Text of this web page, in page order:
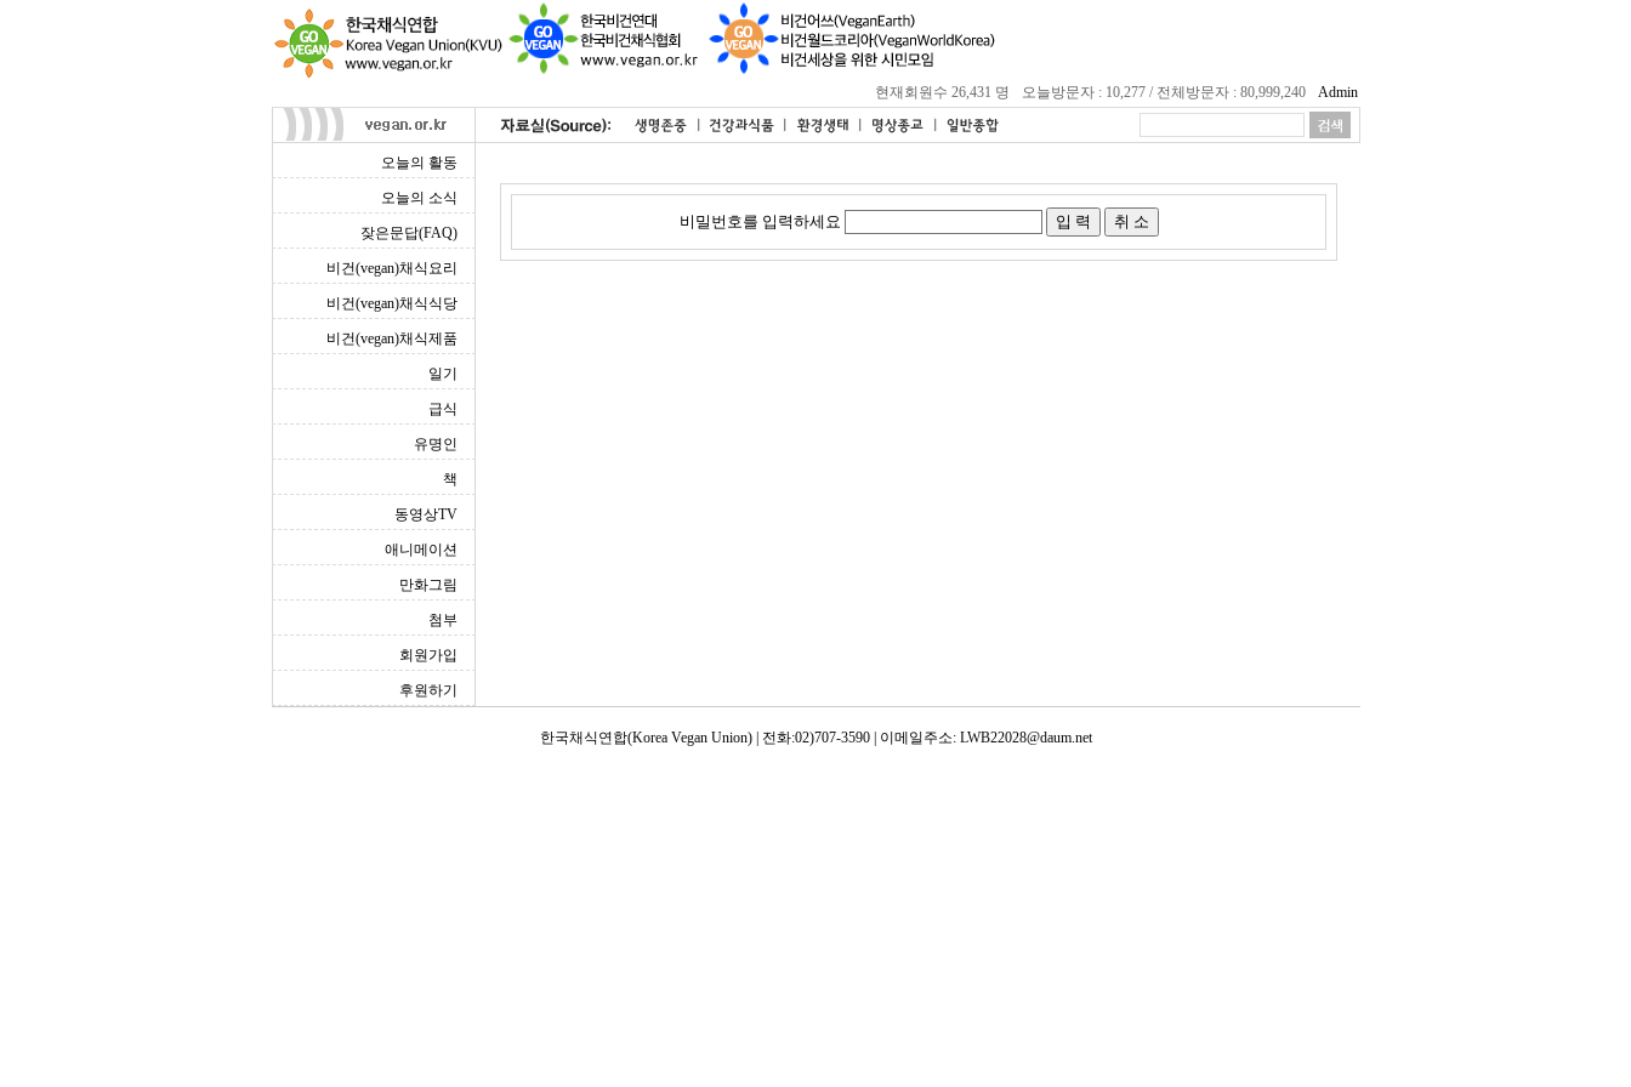
현재회원수 26,431 명 오늘방문자 : 10,277 / 전체방문자 : 80,999,240 Admin
오늘의 활동
오늘의 소식
잦은문답(FAQ)
비건(vegan)채식요리
비건(vegan)채식식당
비건(vegan)채식제품
일기
급식
유명인
책
동영상TV
애니메이션
만화그림
첨부
회원가입
후원하기
비밀번호를 입력하세요
한국채식연합(Korea Vegan Union) | 전화:02)707-3590 | 이메일주소: LWB22028@daum.net